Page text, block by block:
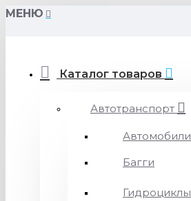
МЕНЮ
Каталог товаров
Автотранспорт
Автомобили
Багги
Гидроциклы